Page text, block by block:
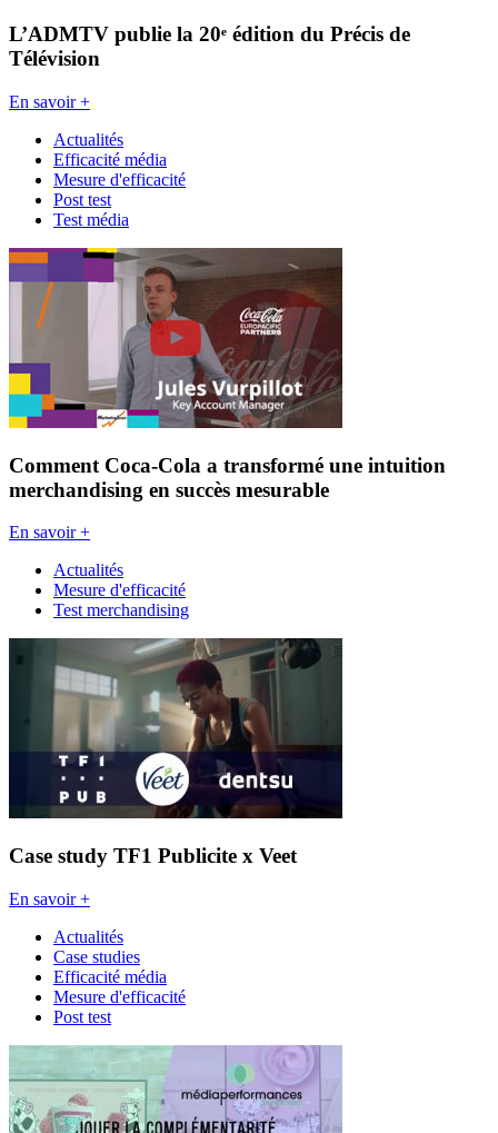
L’ADMTV publie la 20ᵉ édition du Précis de
Télévision
En savoir +
Actualités
Efficacité média
Mesure d'efficacité
Post test
Test média
Comment Coca-Cola a transformé une intuition
merchandising en succès mesurable
En savoir +
Actualités
Mesure d'efficacité
Test merchandising
Case study TF1 Publicite x Veet
En savoir +
Actualités
Case studies
Efficacité média
Mesure d'efficacité
Post test